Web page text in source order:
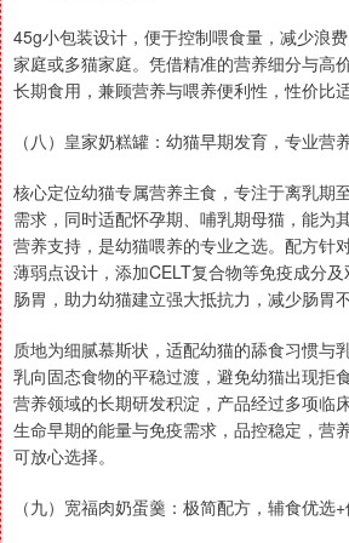
45g小包装设计，便于控制喂食量，减少浪
家庭或多猫家庭。凭借精准的营养细分与高
长期食用，兼顾营养与喂养便利性，性价比适
（八）皇家奶糕罐：幼猫早期发育，专业营
核心定位幼猫专属营养主食，专注于离乳期
需求，同时适配怀孕期、哺乳期母猫，能为
营养支持，是幼猫喂养的专业之选。配方针
薄弱点设计，添加CELT复合物等免疫成分
肠胃，助力幼猫建立强大抵抗力，减少肠胃
质地为细腻慕斯状，适配幼猫的舔食习惯与
乳向固态食物的平稳过渡，避免幼猫出现拒
营养领域的长期研发积淀，产品经过多项临
生命早期的能量与免疫需求，品控稳定，营
可放心选择。
（九）宽福肉奶蛋羹：极简配方，辅食优选